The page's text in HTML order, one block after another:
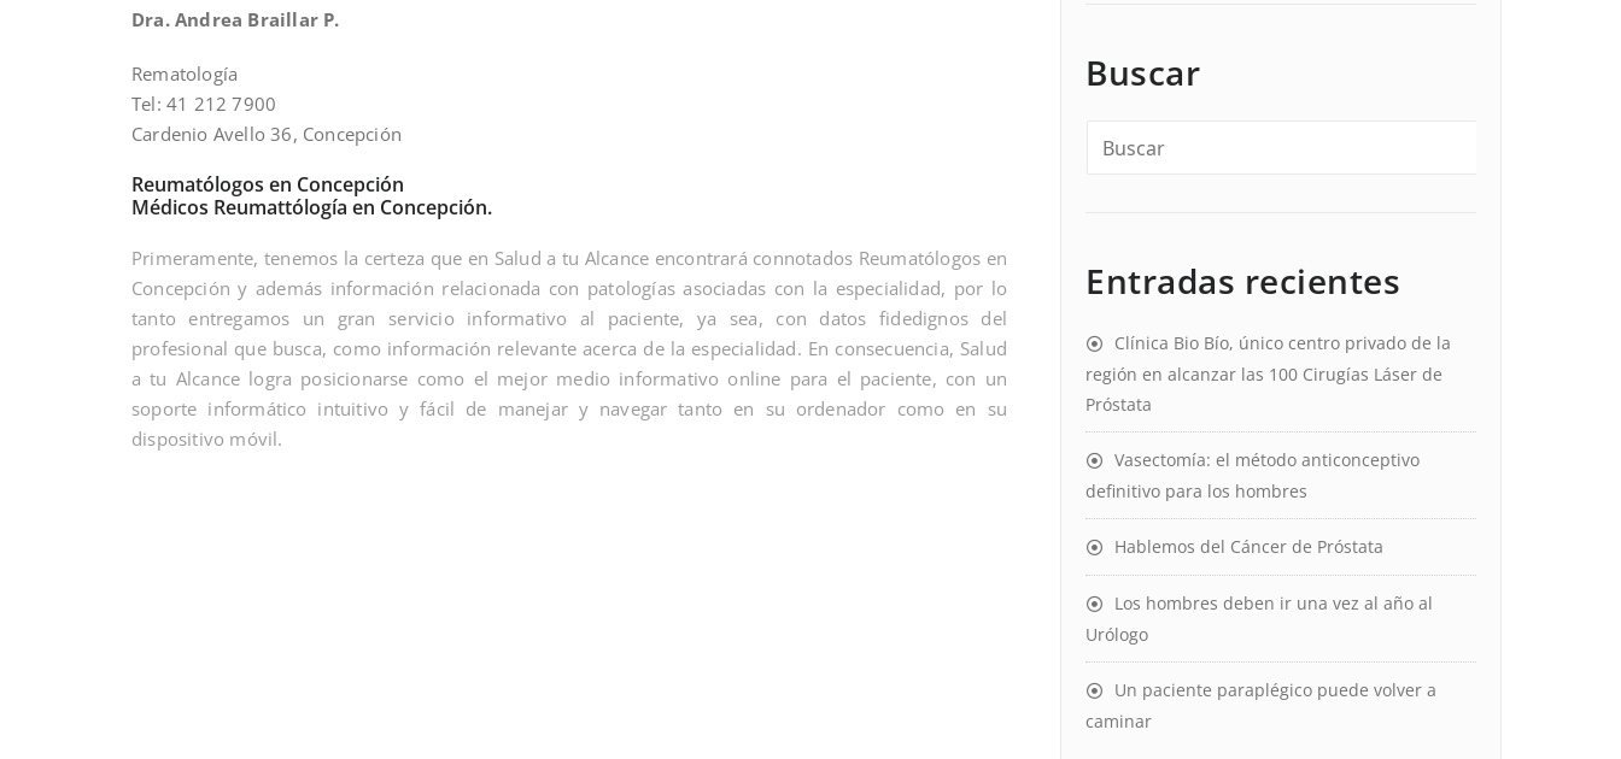
Dra. Andrea Braillar P.
Rematología
Tel: 41 212 7900
Cardenio Avello 36, Concepción
Reumatólogos en Concepción
Médicos Reumattólogía en Concepción.
Primeramente, tenemos la certeza que en Salud a tu Alcance encontrará connotados Reumatólogos en
Concepción y además información relacionada con patologías asociadas con la especialidad, por lo
tanto entregamos un gran servicio informativo al paciente, ya sea, con datos fidedignos del
profesional que busca, como información relevante acerca de la especialidad. En consecuencia, Salud
a tu Alcance logra posicionarse como el mejor medio informativo online para el paciente, con un
soporte informático intuitivo y fácil de manejar y navegar tanto en su ordenador como en su
dispositivo móvil.
Buscar
Entradas recientes
Clínica Bio Bío, único centro privado de la
región en alcanzar las 100 Cirugías Láser de
Próstata
Vasectomía: el método anticonceptivo
definitivo para los hombres
Hablemos del Cáncer de Próstata
Los hombres deben ir una vez al año al
Urólogo
Un paciente paraplégico puede volver a
caminar